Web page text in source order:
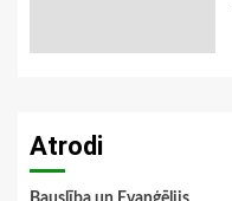
Atrodi